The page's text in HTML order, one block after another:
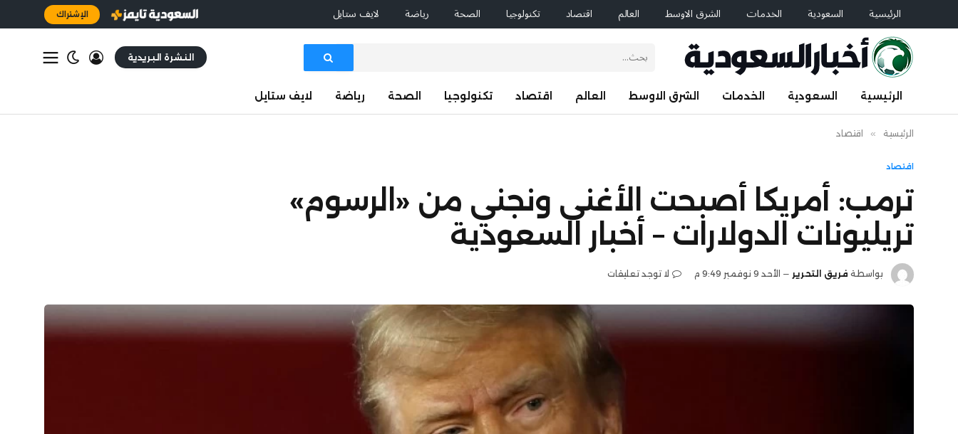
الرئيسية السعودية الخدمات الشرق الاوسط العالم اقتصاد تكنولوجيا الصحة رياضة لايف ستايل الإشتراك
النشرة البريدية
الرئيسية السعودية الخدمات الشرق الاوسط العالم اقتصاد تكنولوجيا الصحة رياضة لايف ستايل
الرئيسية » اقتصاد
اقتصاد
ترمب: أمريكا أصبحت الأغنى ونجني من «الرسوم»
تريليونات الدولارات – أخبار السعودية
بواسطة فريق التحرير الأحد 9 نوفمبر 9:49 م لا توجد تعليقات